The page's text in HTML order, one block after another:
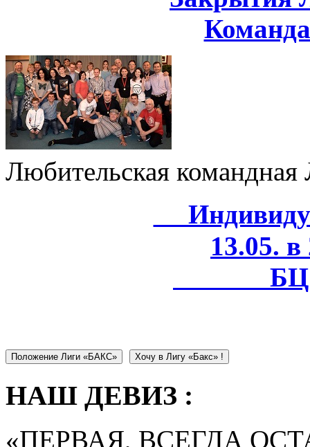
Любительская
13.05.
БЦ
Положение Лиги «БАКС» Хочу в Лигу «Бакс» !
НАШ ДЕВИЗ :
«ПЕРВАЯ, ВСЕГДА